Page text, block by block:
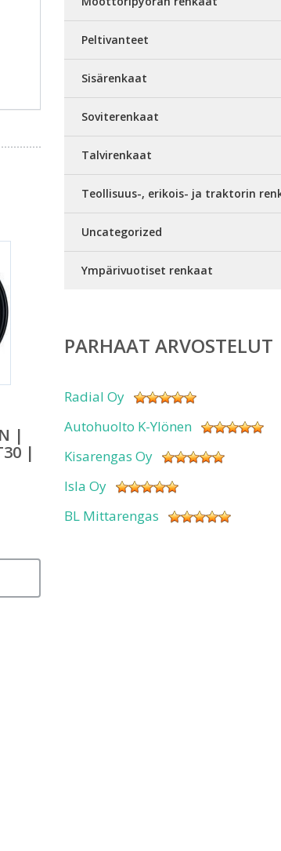
|
|
Peltivanteet
Sisärenkaat
Soviterenkaat
Talvirenkaat
Teollisuus-, erikois- ja traktorin
Uncategorized
Ympärivuotiset renkaat
PARHAAT ARVOSTELUT
Radial Oy
Autohuolto K-Ylönen
Kisarengas Oy
Isla Oy
BL Mittarengas